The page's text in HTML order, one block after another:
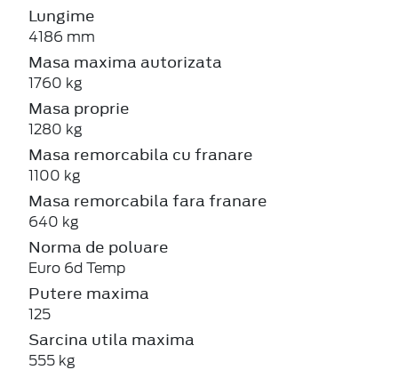
Lungime
4186 mm
Masa maxima autorizata
1760 kg
Masa proprie
1280 kg
Masa remorcabila cu franare
1100 kg
Masa remorcabila fara franare
640 kg
Norma de poluare
Euro 6d Temp
Putere maxima
125
Sarcina utila maxima
555 kg